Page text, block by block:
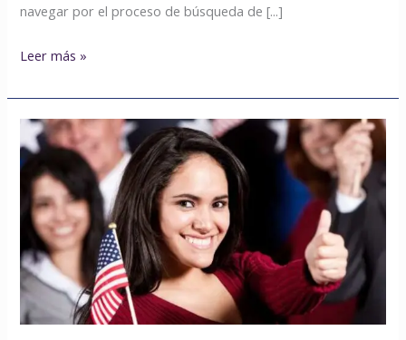
navegar por el proceso de búsqueda de [...]
Leer más »
Los
mejores
empleos
en
EE.UU.
para
ciudadanos
estadounidenses
e